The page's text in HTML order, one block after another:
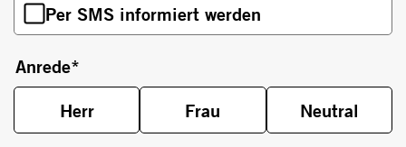
Per SMS informiert werden
Anrede*
Herr
Frau Neutral